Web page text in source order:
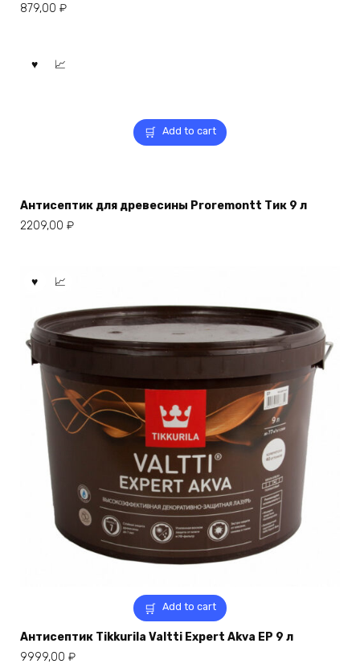
879,00 ₽
Add to cart
Антисептик для древесины Proremontt Тик 9 л
2209,00 ₽
Add to cart
Антисептик Tikkurila Valtti Expert Akva EP 9 л
9999,00 ₽